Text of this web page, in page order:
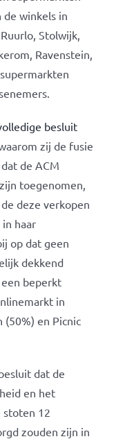
winkels in
Stolwijk,
Ravenstein,
besluit
zij de fusie
de ACM
toegenomen,
deze verkopen
haar
op dat geen
dekkend
beperkt
in
en Picnic
dat de
en het
stoten 12
zouden zijn in